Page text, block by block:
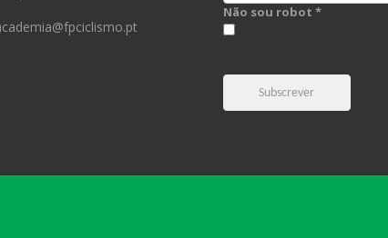
Não sou robot *
Subscrever